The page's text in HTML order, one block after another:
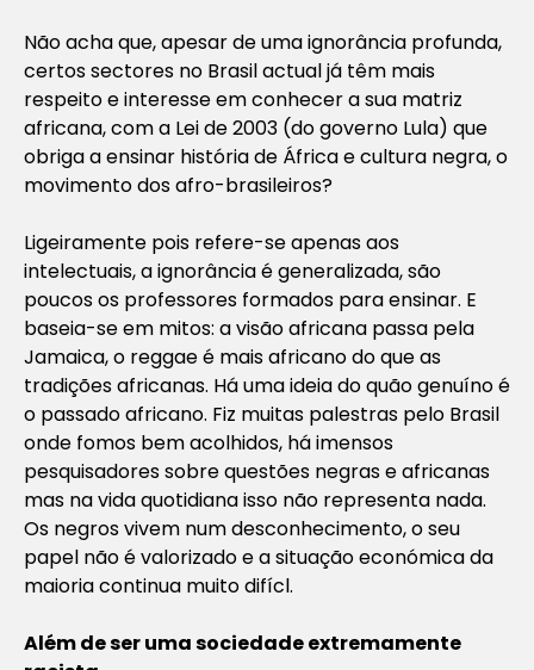
Não acha que, apesar de uma ignorância profunda,
certos sectores no Brasil actual já têm mais
respeito e interesse em conhecer a sua matriz
africana, com a Lei de 2003 (do governo Lula) que
obriga a ensinar história de África e cultura negra, o
movimento dos afro-brasileiros?
Ligeiramente pois refere-se apenas aos
intelectuais, a ignorância é generalizada, são
poucos os professores formados para ensinar. E
baseia-se em mitos: a visão africana passa pela
Jamaica, o reggae é mais africano do que as
tradições africanas. Há uma ideia do quão genuíno é
o passado africano. Fiz muitas palestras pelo Brasil
onde fomos bem acolhidos, há imensos
pesquisadores sobre questões negras e africanas
mas na vida quotidiana isso não representa nada.
Os negros vivem num desconhecimento, o seu
papel não é valorizado e a situação económica da
maioria continua muito difícl.
Além de ser uma sociedade extremamente